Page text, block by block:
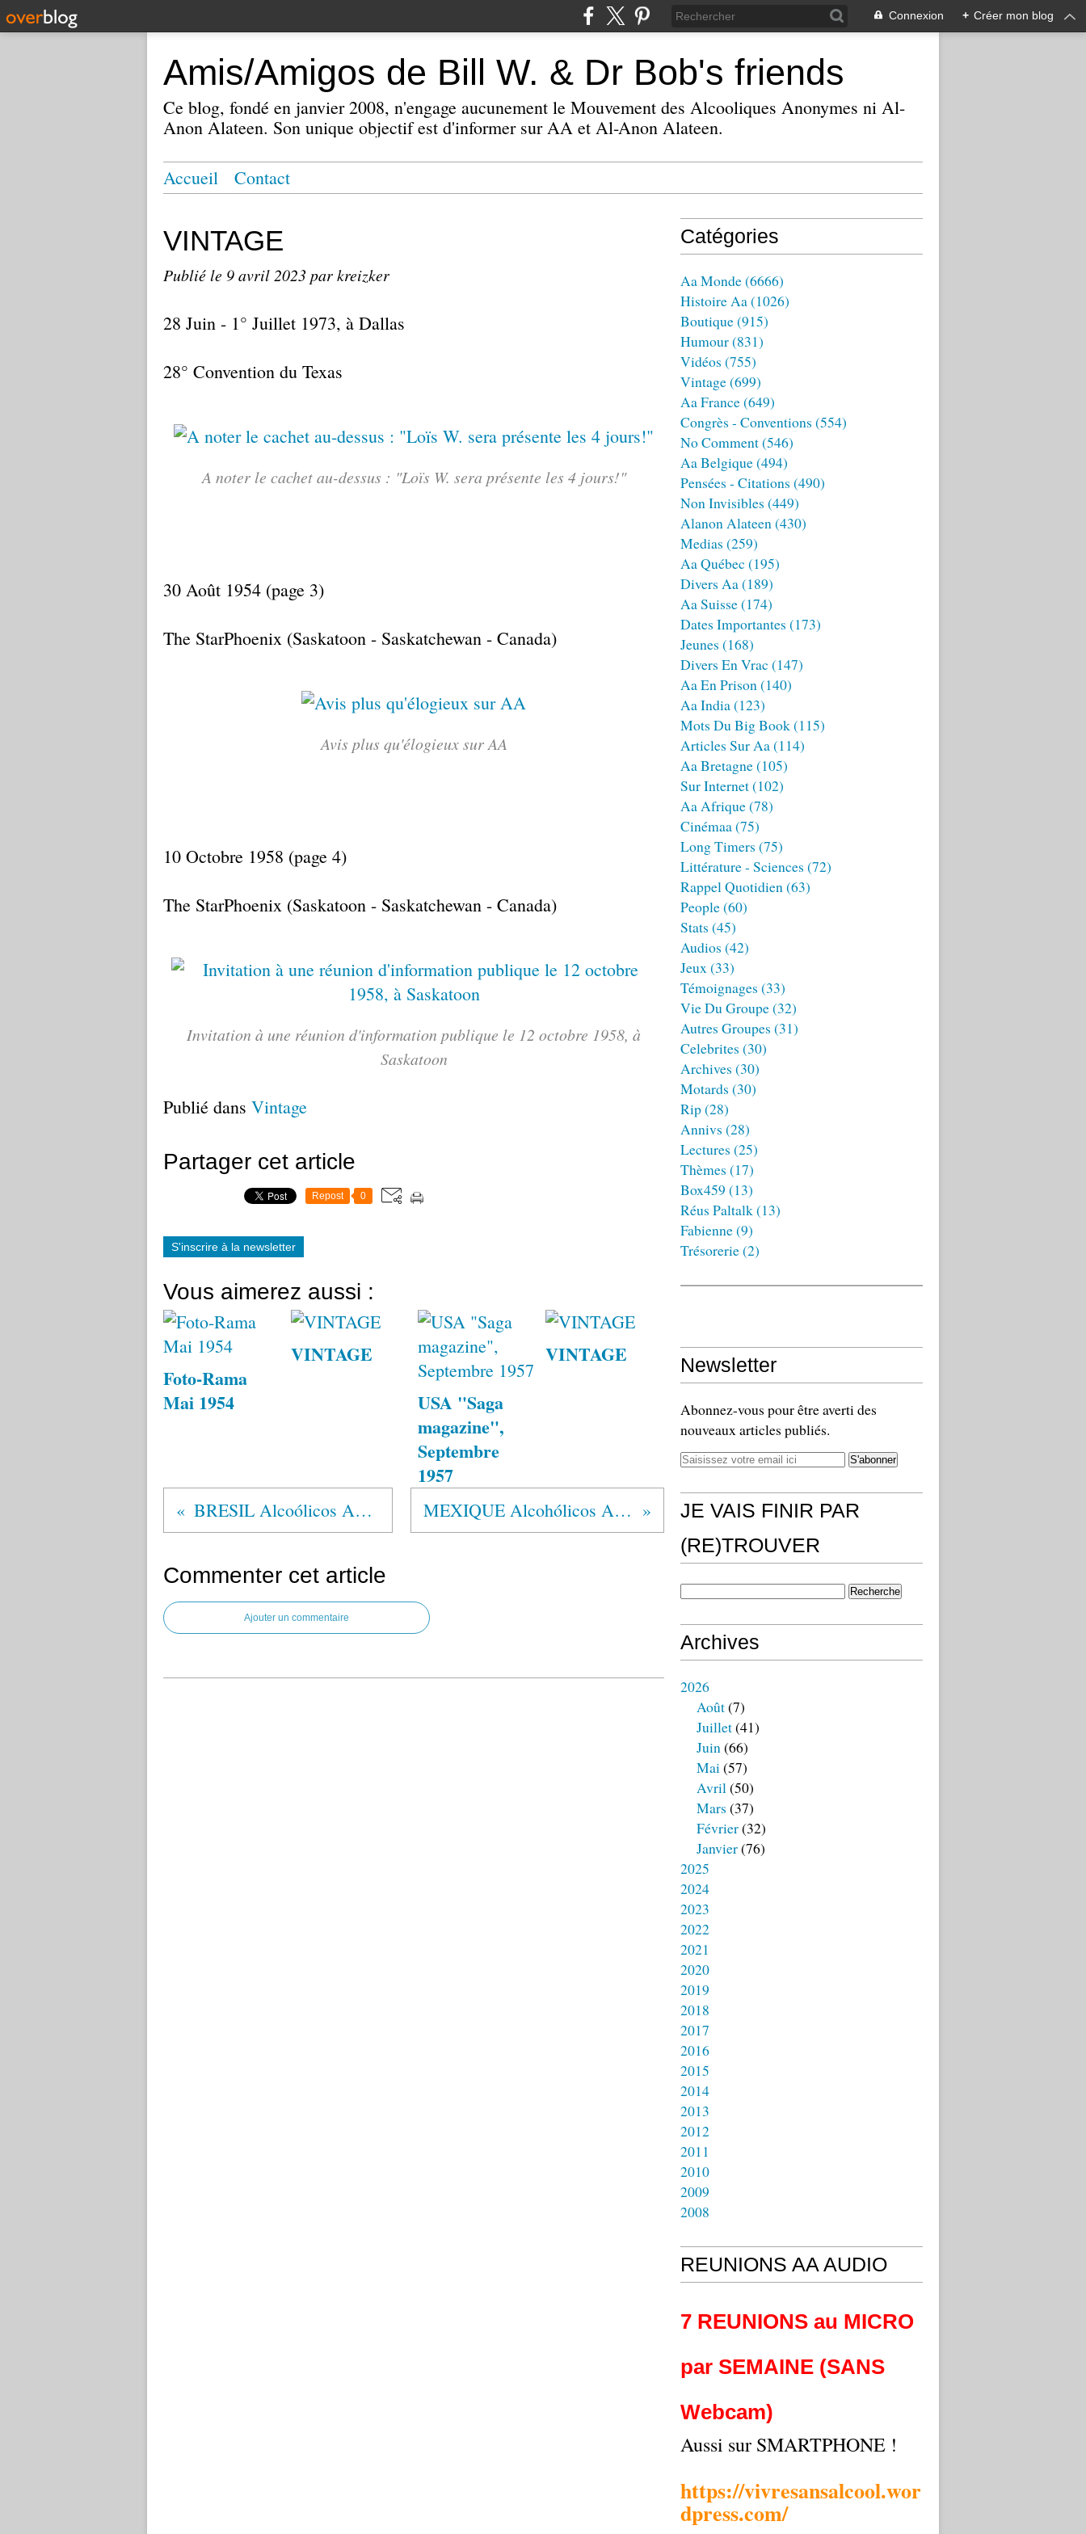
Connexion + Créer mon blog
Amis/Amigos de Bill W. & Dr Bob's friends
Ce blog, fondé en janvier 2008, n'engage aucunement le Mouvement des Alcooliques Anonymes ni Al-
Anon Alateen. Son unique objectif est d'informer sur AA et Al-Anon Alateen.
Accueil Contact
VINTAGE
Publié le 9 avril 2023par kreizker
28 Juin - 1° Juillet 1973, à Dallas
28° Convention du Texas
A noter le cachet au-dessus : "Loïs W. sera présente les 4 jours!"
30 Août 1954 (page 3)
The StarPhoenix (Saskatoon - Saskatchewan - Canada)
Avis plus qu'élogieux sur AA
10 Octobre 1958 (page 4)
The StarPhoenix (Saskatoon - Saskatchewan - Canada)
Invitation à une réunion d'information publique le 12 octobre 1958, à
Saskatoon
Publié dans Vintage
Partager cet article
Repost 0
S'inscrire à la newsletter
Vous aimerez aussi :
Foto-Rama
Mai 1954
VINTAGE
USA "Saga
magazine",
Septembre
1957
VINTAGE
BRESIL Alcoólicos Anônimos® MEXIQUE Alcohólicos Anónimos®
Commenter cet article
Ajouter un commentaire
Catégories
Aa Monde(6666)
Histoire Aa(1026)
Boutique(915)
Humour(831)
Vidéos (755)
Vintage(699)
Aa France(649)
Congrès - Conventions (554)
No Comment(546)
Aa Belgique(494)
Pensées - Citations (490)
Non Invisibles (449)
Alanon Alateen(430)
Medias (259)
Aa Québec (195)
Divers Aa(189)
Aa Suisse(174)
Dates Importantes (173)
Jeunes (168)
Divers En Vrac (147)
Aa En Prison(140)
Aa India(123)
Mots Du Big Book(115)
Articles Sur Aa(114)
Aa Bretagne(105)
Sur Internet(102)
Aa Afrique(78)
Cinémaa(75)
Long Timers (75)
Littérature - Sciences (72)
Rappel Quotidien(63)
People(60)
Stats (45)
Audios (42)
Jeux(33)
Témoignages (33)
Vie Du Groupe(32)
Autres Groupes (31)
Celebrites (30)
Archives (30)
Motards (30)
Rip(28)
Annivs (28)
Lectures (25)
Thèmes (17)
Box459 (13)
Réus Paltalk(13)
Fabienne(9)
Trésorerie(2)
Newsletter
Abonnez-vous pour être averti des
nouveaux articles publiés.
JE VAIS FINIR PAR
(RE)TROUVER
Archives
2026
Août(7)
Juillet(41)
Juin(66)
Mai(57)
Avril(50)
Mars (37)
Février(32)
Janvier(76)
2025
2024
2023
2022
2021
2020
2019
2018
2017
2016
2015
2014
2013
2012
2011
2010
2009
2008
REUNIONS AA AUDIO
7 REUNIONS au MICRO
par SEMAINE (SANS
Webcam)
Aussi sur SMARTPHONE !
https://vivresansalcool.wor
dpress.com/